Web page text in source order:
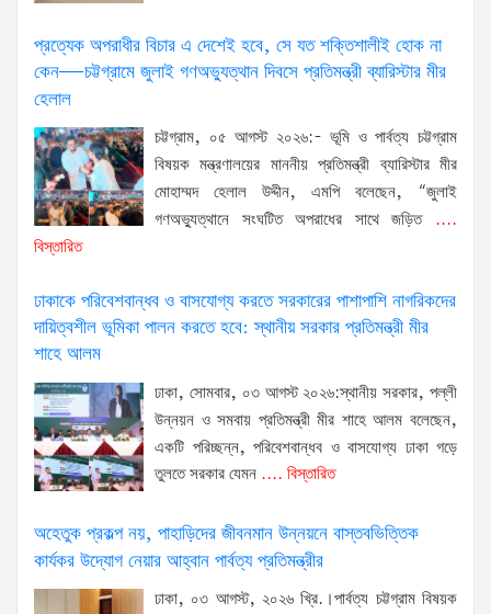
প্রত্যেক অপরাধীর বিচার এ দেশেই হবে, সে যত শক্তিশালীই হোক না
কেন—চট্টগ্রামে জুলাই গণঅভ্যুত্থান দিবসে প্রতিমন্ত্রী ব্যারিস্টার মীর
হেলাল
চট্টগ্রাম, ০৫ আগস্ট ২০২৬:- ভূমি ও পার্বত্য চট্টগ্রাম
বিষয়ক মন্ত্রণালয়ের মাননীয় প্রতিমন্ত্রী ব্যারিস্টার মীর
মোহাম্মদ হেলাল উদ্দীন, এমপি বলেছেন, “জুলাই
গণঅভ্যুত্থানে সংঘটিত অপরাধের সাথে জড়িত....
বিস্তারিত
ঢাকাকে পরিবেশবান্ধব ও বাসযোগ্য করতে সরকারের পাশাপাশি নাগরিকদের
দায়িত্বশীল ভূমিকা পালন করতে হবে: স্থানীয় সরকার প্রতিমন্ত্রী মীর
শাহে আলম
ঢাকা, সোমবার, ০৩ আগস্ট ২০২৬:স্থানীয় সরকার, পল্লী
উন্নয়ন ও সমবায় প্রতিমন্ত্রী মীর শাহে আলম বলেছেন,
একটি পরিচ্ছন্ন, পরিবেশবান্ধব ও বাসযোগ্য ঢাকা গড়ে
তুলতে সরকার যেমন .... বিস্তারিত
অহেতুক প্রকল্প নয়, পাহাড়িদের জীবনমান উন্নয়নে বাস্তবভিত্তিক
কার্যকর উদ্যোগ নেয়ার আহ্বান পার্বত্য প্রতিমন্ত্রীর
ঢাকা, ০৩ আগস্ট, ২০২৬ খ্রি.।পার্বত্য চট্টগ্রাম বিষয়ক